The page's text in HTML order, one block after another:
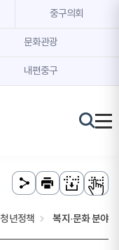
중구의회
문화관광
내편중구
청년정책 복지·문화 분야